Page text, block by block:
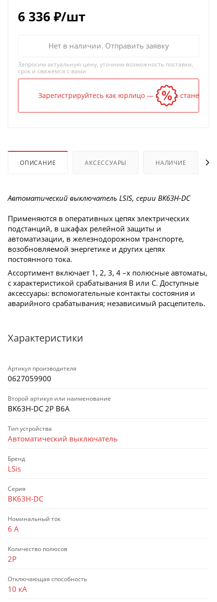
6 336 ₽/шт
Нет в наличии. Отправить заявку
Запросим актуальную цену, уточним возможность поставки,
срок и свяжемся с вами
Зарегистрируйтесь как юрлицо — и цена станет
ОПИСАНИЕ АКСЕССУАРЫ НАЛИЧИЕ
Автоматический выключатель LSIS, серии BK63H-DC
Применяются в оперативных цепях электрических
подстанций, в шкафах релейной защиты и
автоматизации, в железнодорожном транспорте,
возобновляемой энергетике и других цепях
постоянного тока.
Ассортимент включает 1, 2, 3, 4 –х полюсные автоматы,
с характеристикой срабатывания B или C. Доступные
аксессуары: вспомогательные контакты состояния и
аварийного срабатывания; независимый расцепитель.
Характеристики
Артикул производителя
0627059900
Второй артикул или наименование
BK63H-DC 2P B6A
Тип устройства
Автоматический выключатель
Бренд
LSis
Серия
BK63H-DC
Номинальный ток
6 А
Количество полюсов
2P
Отключающая способность
10 кА